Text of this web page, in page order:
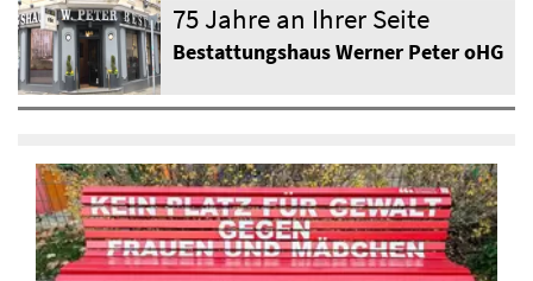
75 Jahre an Ihrer Seite
Bestattungshaus Werner Peter oHG